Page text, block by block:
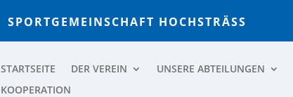
SPORTGEMEINSCHAFT HOCHSTRÄSS
STARTSEITE DER VEREIN UNSERE ABTEILUNGEN
KOOPERATION